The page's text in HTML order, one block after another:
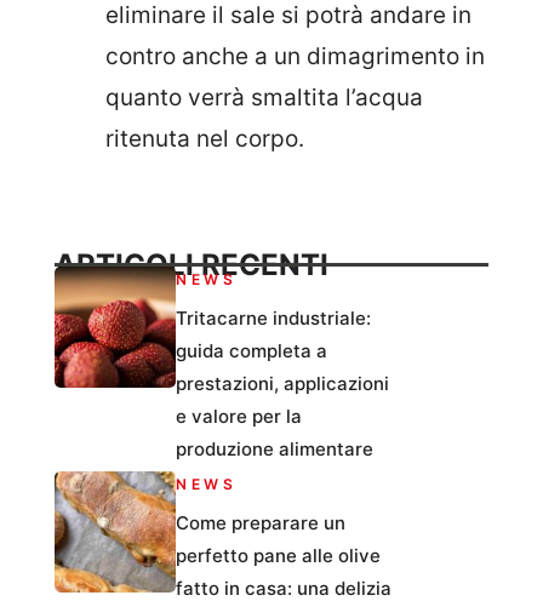
eliminare il sale si potrà andare in
contro anche a un dimagrimento in
quanto verrà smaltita l’acqua
ritenuta nel corpo.
ARTICOLI RECENTI
NEWS
Tritacarne industriale:
guida completa a
prestazioni, applicazioni
e valore per la
produzione alimentare
NEWS
Come preparare un
perfetto pane alle olive
fatto in casa: una delizia